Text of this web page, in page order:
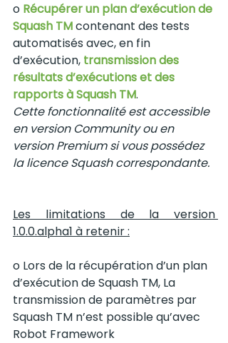
o Récupérer un plan d’exécution de
Squash TM contenant des tests
automatisés avec, en fin
d’exécution, transmission des
résultats d’exécutions et des
rapports à Squash TM.
Cette fonctionnalité est accessible
en version Community ou en
version Premium si vous possédez
la licence Squash correspondante.
Les limitations de la version
1.0.0.alpha1 à retenir :
o Lors de la récupération d’un plan
d’exécution de Squash TM, La
transmission de paramètres par
Squash TM n’est possible qu’avec
Robot Framework